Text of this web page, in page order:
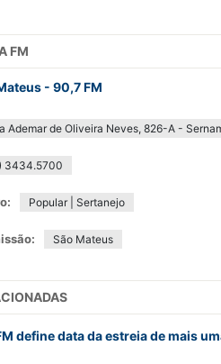
FM
- 90,7 FM
Ademar de Oliveira Neves, 826-A -
3434.5700
Popular | Sertanejo
São Mateus
define data da estreia de mais